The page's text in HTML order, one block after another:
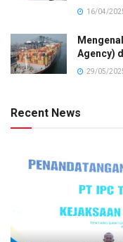
16/04/
Agency)
29/05/
Recent News